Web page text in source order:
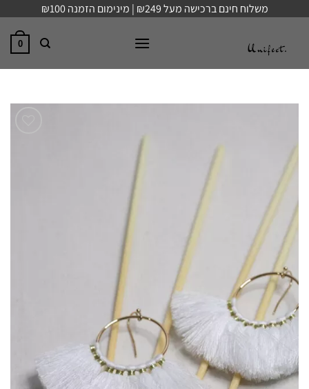
content
משלוח חינם ברכישה מעל ₪249 | מינימום הזמנה ₪100
0